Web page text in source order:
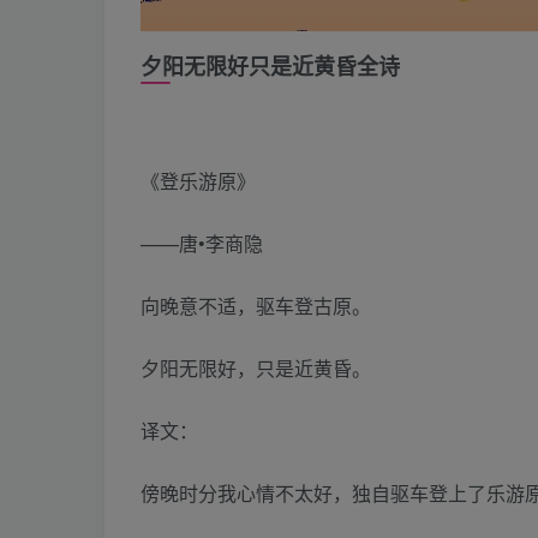
夕阳无限好只是近黄昏全诗
《登乐游原》
——唐•李商隐
向晚意不适，驱车登古原。
夕阳无限好，只是近黄昏。
译文：
傍晚时分我心情不太好，独自驱车登上了乐游